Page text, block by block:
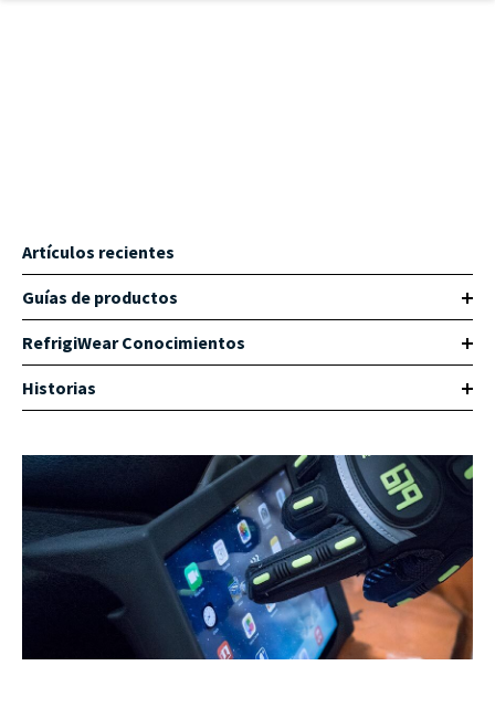
Artículos recientes
Guías de productos
RefrigiWear Conocimientos
Historias